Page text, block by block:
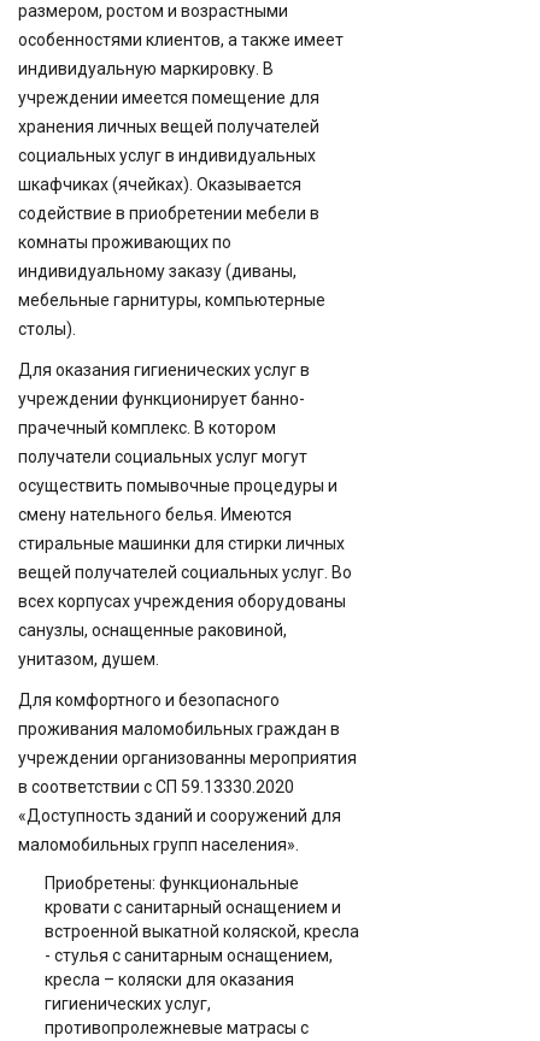
размером, ростом и возрастными
особенностями клиентов, а также имеет
индивидуальную маркировку. В
учреждении имеется помещение для
хранения личных вещей получателей
социальных услуг в индивидуальных
шкафчиках (ячейках). Оказывается
содействие в приобретении мебели в
комнаты проживающих по
индивидуальному заказу (диваны,
мебельные гарнитуры, компьютерные
столы).
Для оказания гигиенических услуг в
учреждении функционирует банно-
прачечный комплекс. В котором
получатели социальных услуг могут
осуществить помывочные процедуры и
смену нательного белья. Имеются
стиральные машинки для стирки личных
вещей получателей социальных услуг. Во
всех корпусах учреждения оборудованы
санузлы, оснащенные раковиной,
унитазом, душем.
Для комфортного и безопасного
проживания маломобильных граждан в
учреждении организованны мероприятия
в соответствии с СП 59.13330.2020
«Доступность зданий и сооружений для
маломобильных групп населения».
Приобретены: функциональные
кровати с санитарный оснащением и
встроенной выкатной коляской, кресла
- стулья с санитарным оснащением,
кресла – коляски для оказания
гигиенических услуг,
противопролежневые матрасы с